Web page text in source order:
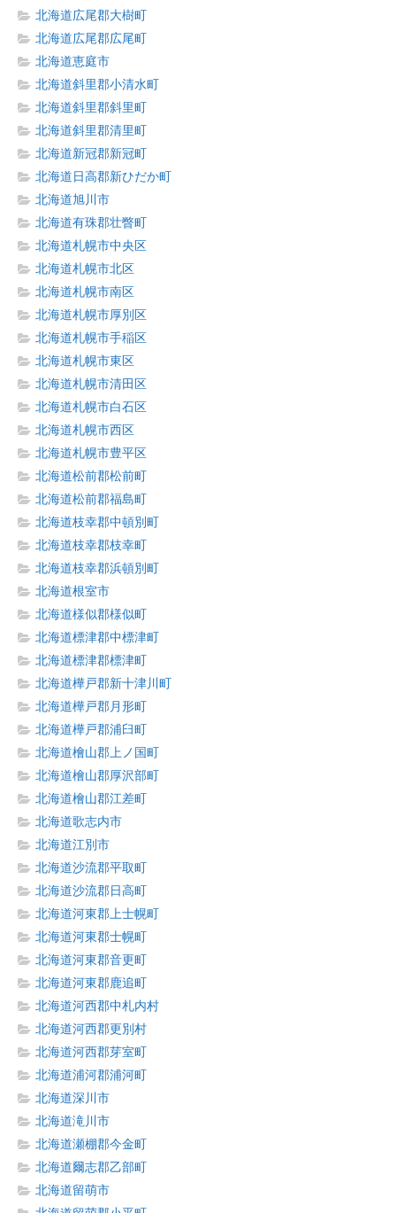
北海道広尾郡大樹町
北海道広尾郡広尾町
北海道恵庭市
北海道斜里郡小清水町
北海道斜里郡斜里町
北海道斜里郡清里町
北海道新冠郡新冠町
北海道日高郡新ひだか町
北海道旭川市
北海道有珠郡壮瞥町
北海道札幌市中央区
北海道札幌市北区
北海道札幌市南区
北海道札幌市厚別区
北海道札幌市手稲区
北海道札幌市東区
北海道札幌市清田区
北海道札幌市白石区
北海道札幌市西区
北海道札幌市豊平区
北海道松前郡松前町
北海道松前郡福島町
北海道枝幸郡中頓別町
北海道枝幸郡枝幸町
北海道枝幸郡浜頓別町
北海道根室市
北海道様似郡様似町
北海道標津郡中標津町
北海道標津郡標津町
北海道樺戸郡新十津川町
北海道樺戸郡月形町
北海道樺戸郡浦臼町
北海道檜山郡上ノ国町
北海道檜山郡厚沢部町
北海道檜山郡江差町
北海道歌志内市
北海道江別市
北海道沙流郡平取町
北海道沙流郡日高町
北海道河東郡上士幌町
北海道河東郡士幌町
北海道河東郡音更町
北海道河東郡鹿追町
北海道河西郡中札内村
北海道河西郡更別村
北海道河西郡芽室町
北海道浦河郡浦河町
北海道深川市
北海道滝川市
北海道瀬棚郡今金町
北海道爾志郡乙部町
北海道留萌市